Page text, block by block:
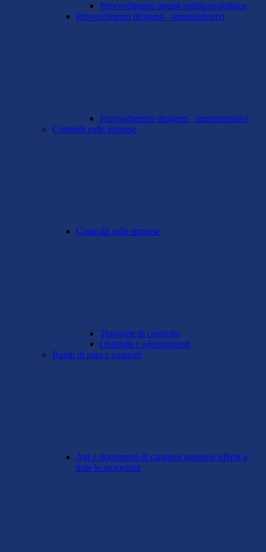
Provvedimenti organi indirizzo-politico
Provvedimenti dirigenti - amministrativi
Provvedimenti dirigenti - amministrativi
Controlli sulle imprese
Controlli sulle imprese
Tipologie di controllo
Obblighi e adempimenti
Bandi di gara e contratti
Atti e documenti di carattere generale riferiti a
tutte le procedure